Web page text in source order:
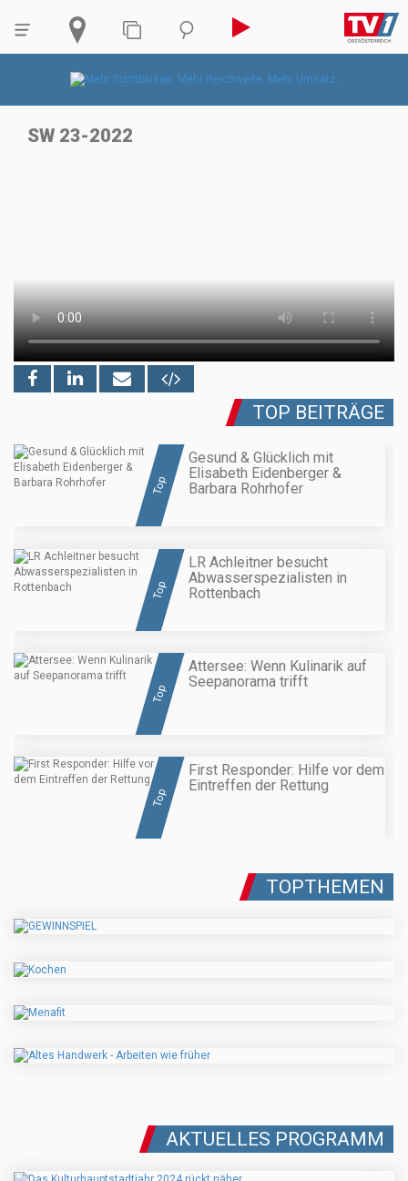
SW 23-2022
TOP BEITRÄGE
Top
Gesund & Glücklich mit
Elisabeth Eidenberger &
Barbara Rohrhofer
Top
LR Achleitner besucht
Abwasserspezialisten in
Rottenbach
Top
Attersee: Wenn Kulinarik auf
Seepanorama trifft
Top
First Responder: Hilfe vor dem
Eintreffen der Rettung
TOPTHEMEN
AKTUELLES PROGRAMM